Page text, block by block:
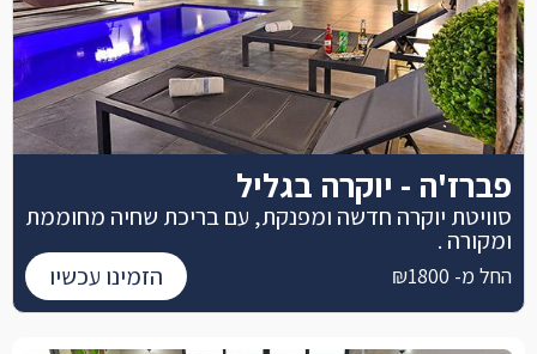
פברז'ה - יוקרה בגליל
סוויטת יוקרה חדשה ומפנקת, עם בריכת שחיה מחוממת
ומקורה .
החל מ- ₪1800 הזמינו עכשיו